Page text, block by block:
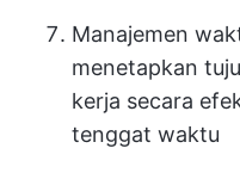
Manajemen
menetapkan
kerja secara
tenggat waktu